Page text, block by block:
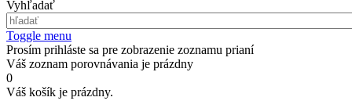
Vyhľadať
Toggle menu
Prosím prihláste sa pre zobrazenie zoznamu prianí
Váš zoznam porovnávania je prázdny
0
Váš košík je prázdny.